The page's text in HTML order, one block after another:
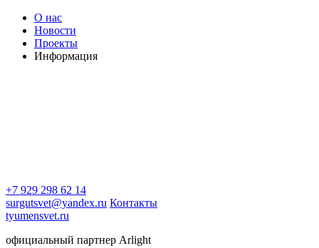
О нас
Новости
Проекты
Информация
+7 929 298 62 14
surgutsvet@yandex.ru Контакты
tyumensvet.ru
официальный партнер Arlight